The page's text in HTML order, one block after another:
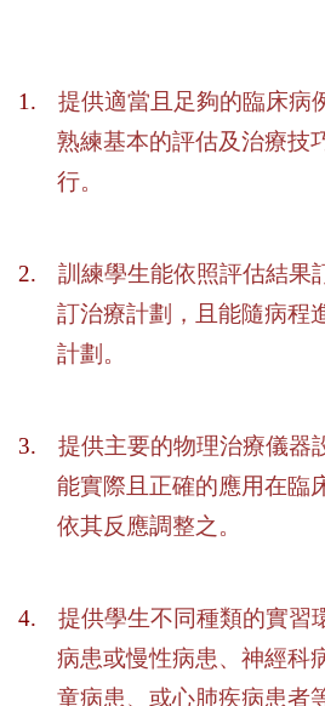
1.
提供適當且足夠的臨床病
熟練基本的評估及治療技
行。
2.
訓練學生能依照評估結果
訂治療計劃，且能隨病程
計劃。
3.
提供主要的物理治療儀器
能實際且正確的應用在臨
依其反應調整之。
4. 提供學生不同種類的實習
病患或慢性病患、神經科
童病患、或心肺疾病患者